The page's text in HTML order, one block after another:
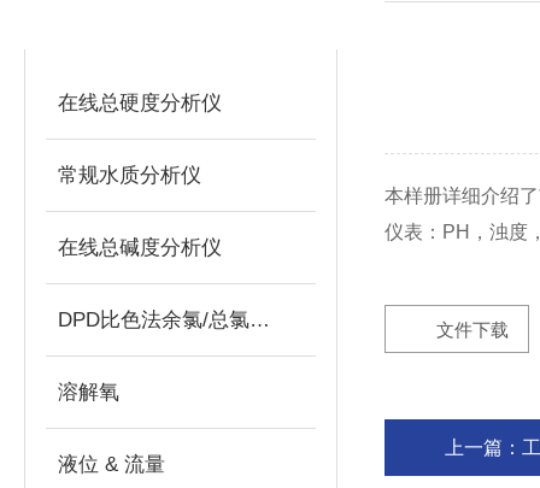
在线总硬度分析仪
常规水质分析仪
在线总碱度分析仪
DPD比色法余氯/总氯分析仪
溶解氧
液位 & 流量
本样册详细介绍
仪表：PH，浊度
文件下载
上一篇：